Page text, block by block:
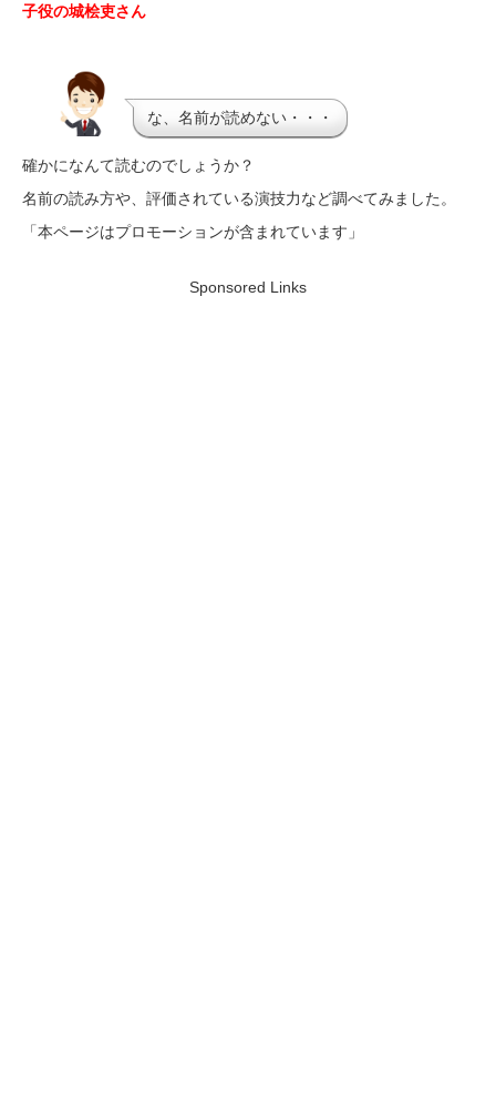
子役の城桧吏さん
な、名前が読めない・・・
確かになんて読むのでしょうか？
名前の読み方や、評価されている演技力など調べてみました。
「本ページはプロモーションが含まれています」
Sponsored Links